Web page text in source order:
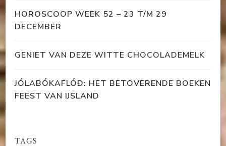
HOROSCOOP WEEK 52 – 23 T/M 29
DECEMBER
GENIET VAN DEZE WITTE CHOCOLADEMELK
JÓLABÓKAFLÓÐ: HET BETOVERENDE BOEKEN
FEEST VAN IJSLAND
TAGS